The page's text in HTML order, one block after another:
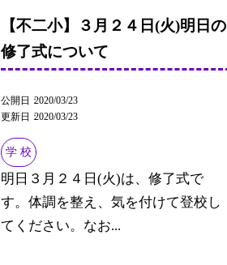
【不二小】３月２４日(火)明日の
修了式について
公開日 2020/03/23
更新日 2020/03/23
学 校
明日３月２４日(火)は、修了式で
す。体調を整え、気を付けて登校し
てください。なお...